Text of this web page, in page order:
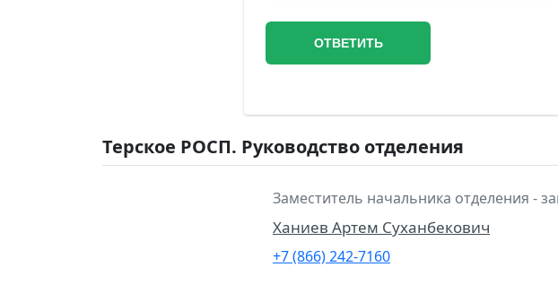
Терское РОСП. Руководство отделения
Заместитель начальника отделения -
Ханиев Артем Суханбекович
+7 (866) 242-7160